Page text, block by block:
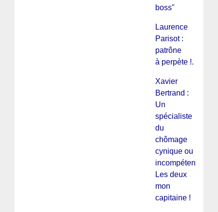
boss"
Laurence
Parisot :
patrône
à perpète !.
Xavier
Bertrand :
Un
spécialiste
du
chômage
cynique ou
incompétent ?
Les deux
mon
capitaine !